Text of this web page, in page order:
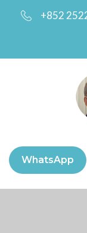
+852
WhatsApp